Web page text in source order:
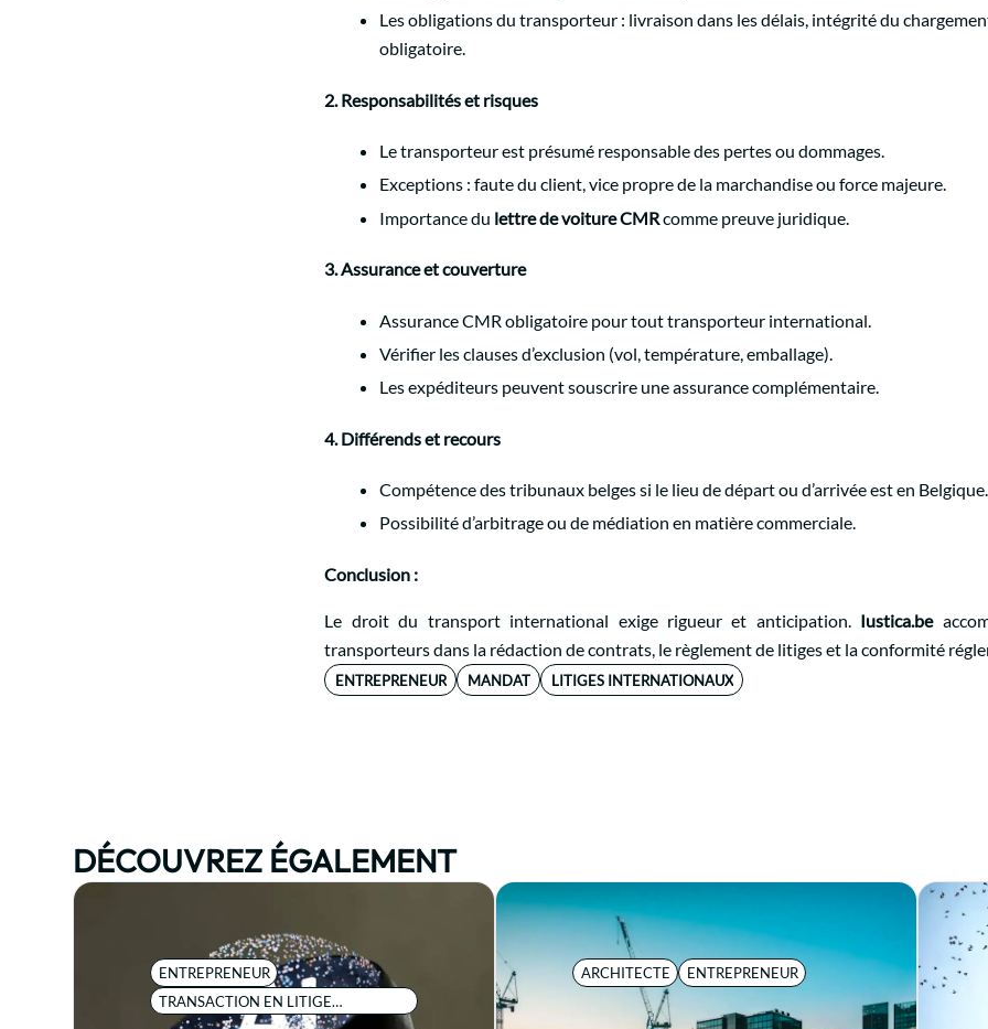
Les obligations du transporteur : livraison dans les délais, intégrité du
obligatoire.
2. Responsabilités et risques
Le transporteur est présumé responsable des pertes ou dommages.
Exceptions : faute du client, vice propre de la marchandise ou force majeure.
Importance du lettre de voiture CMRcomme preuve juridique.
3. Assurance et couverture
Assurance CMR obligatoire pour tout transporteur international.
Vérifier les clauses d’exclusion (vol, température, emballage).
Les expéditeurs peuvent souscrire une assurance complémentaire.
4. Différends et recours
Compétence des tribunaux belges si le lieu de départ ou d’arrivée est en Belgique.
Possibilité d’arbitrage ou de médiation en matière commerciale.
Conclusion :
Le droit du transport international exige rigueur et anticipation. Iustica.be
transporteurs dans la rédaction de contrats, le règlement de litiges et la conformité
ENTREPRENEUR MANDAT LITIGES INTERNATIONAUX
DÉCOUVREZ ÉGALEMENT
ENTREPRENEUR
TRANSACTION EN LITIGE
COMMERCIAL
ARCHITECTE ENTREPRENEUR